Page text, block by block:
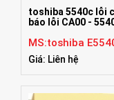
toshiba 5540c lỗi
báo lỗi CA00 -
MS:toshiba
Giá: Liên hệ